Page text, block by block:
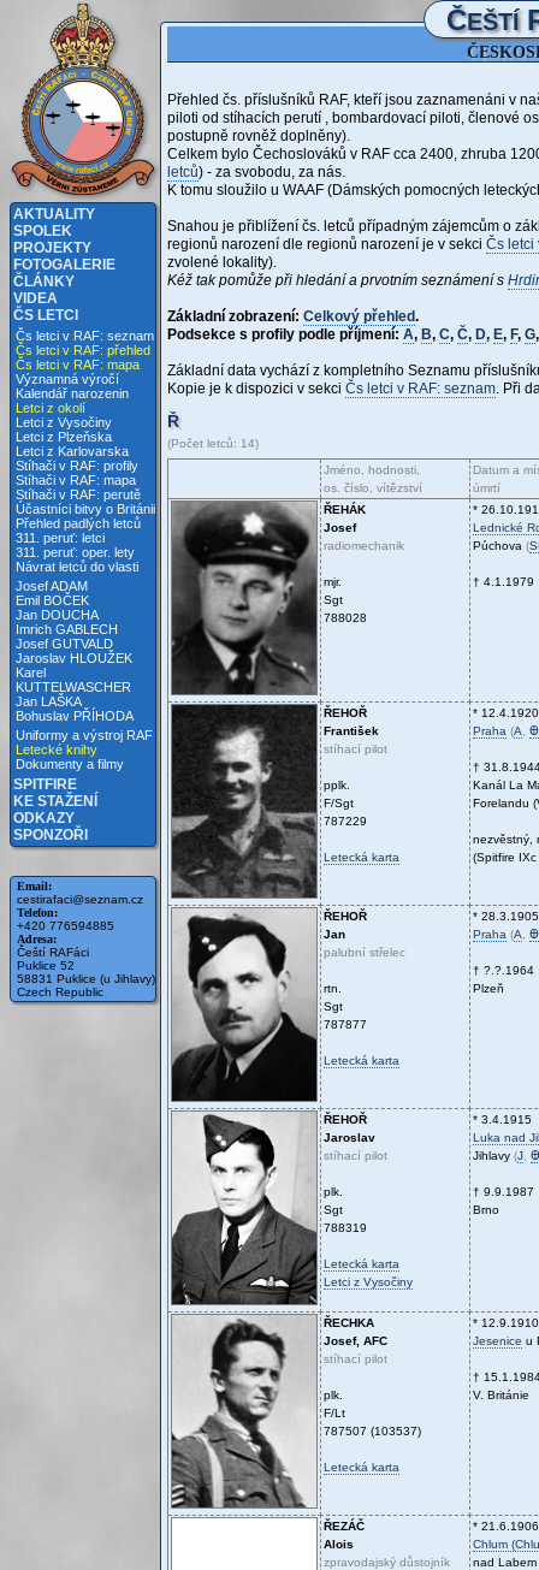
AKTUALITY
SPOLEK
PROJEKTY
FOTOGALERIE
ČLÁNKY
VIDEA
ČS LETCI
Čs letci v RAF: seznam
Čs letci v RAF: přehled
Čs letci v RAF: mapa
Významná výročí
Kalendář narozenin
Letci z okolí
Letci z Vysočiny
Letci z Plzeňska
Letci z Karlovarska
Stíhači v RAF: profily
Stíhači v RAF: mapa
Stíhači v RAF: perutě
Účastníci bitvy o Británii
Přehled padlých letců
311. peruť: letci
311. peruť: oper. lety
Návrat letců do vlasti
Josef ADAM
Emil BOČEK
Jan DOUCHA
Imrich GABLECH
Josef GUTVALD
Jaroslav HLOUŽEK
Karel
KUTTELWASCHER
Jan LAŠKA
Bohuslav PŘÍHODA
Uniformy a výstroj RAF
Letecké knihy
Dokumenty a filmy
SPITFIRE
KE STAŽENÍ
ODKAZY
SPONZOŘI
Email:
cestirafaci@seznam.cz
Telefon:
+420 776594885
Adresa:
Čeští RAFáci
Puklice 52
58831 Puklice (u Jihlavy)
Czech Republic
ČEŠTÍ
Přehled čs. příslušníků RAF, kteří jsou zaznamenáni v
piloti od stíhacích perutí , bombardovací piloti, členové
postupně rovněž doplněny).
Celkem bylo Čechoslováků v RAF cca 2400, zhruba
letců) - za svobodu, za nás.
K tomu sloužilo u WAAF (Dámských pomocných
Snahou je přiblížení čs. letců případným zájemcům o
regionů narození dle regionů narození je v sekci Čs letci
zvolené lokality).
Kéž tak pomůže při hledání a prvotním seznámení s
Základní zobrazení: Celkový přehled.
Podsekce s profily podle příjmení: A, B, C, Č, D, E, F, G
Základní data vychází z kompletního Seznamu
Kopie je k dispozici v sekci Čs letci v RAF: seznam. Při
Ř
(Počet letců: 14)
Jméno, hodnosti,
os. číslo, vítězství
Datum a
úmrtí
ŘEHÁK
Josef
radiomechanik
mjr.
Sgt
788028
*
Lednické
Púchova (
† 4.1.1979
ŘEHOŘ
František
stíhací pilot
pplk.
F/Sgt
787229
Letecká karta
* 12.4.1920
Praha (A Ꚛ
†
Kanál La
Forelandu
nezvěstný,
(Spitfire
ŘEHOŘ
Jan
palubní střelec
rtn.
Sgt
787877
Letecká karta
* 28.3.1905
Praha (A Ꚛ
† ?.?.1964
Plzeň
ŘEHOŘ
Jaroslav
stíhací pilot
plk.
Sgt
788319
Letecká karta
Letci z Vysočiny
* 3.4.1915
Luka nad
Jihlavy (J Ꚛ
† 9.9.1987
Brno
ŘECHKA
Josef, AFC
stíhací pilot
plk.
F/Lt
787507 (103537)
Letecká karta
* 12.9.1910
Jesenice u
†
V. Británie
ŘEZÁČ
Alois
zpravodajský důstojník
* 21.6.1906
Chlum
nad Labem